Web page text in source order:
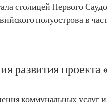
столицей Первого
полуострова в
развития
коммунальных услуг